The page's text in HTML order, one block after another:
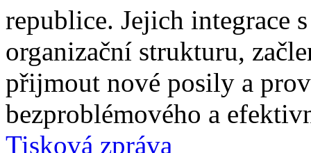
republice. Jejich integrace
organizační strukturu,
přijmout nové posily a
bezproblémového a
Tisková zpráva